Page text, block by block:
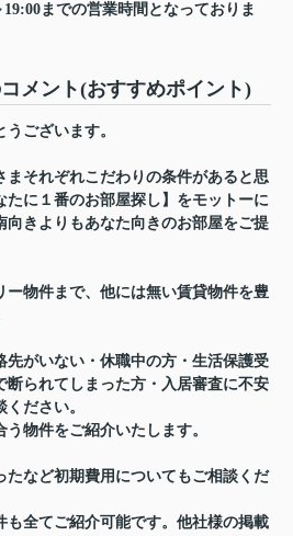
までの営業時間となっておりま
メント(おすすめポイント)
ございます。
まそれぞれこだわりの条件があると思
たに１番のお部屋探し】をモットーに
向きよりもあなた向きのお部屋をご提
ー物件まで、他には無い賃貸物件を豊
先がいない・休職中の方・生活保護受
断られてしまった方・入居審査に不安
ださい。
物件をご紹介いたします。
たなど初期費用についてもご相談くだ
も全てご紹介可能です。他社様の掲載